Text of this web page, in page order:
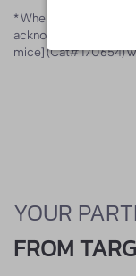
* When publishing
acknowledge the
mice] (Cat# 170654)
YOUR
FROM